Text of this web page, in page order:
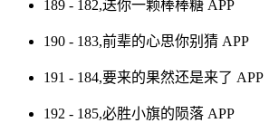
189 - 182,送你一颗棒棒糖 APP
190 - 183,前辈的心思你别猜 APP
191 - 184,要来的果然还是来了 APP
192 - 185,必胜小旗的陨落 APP